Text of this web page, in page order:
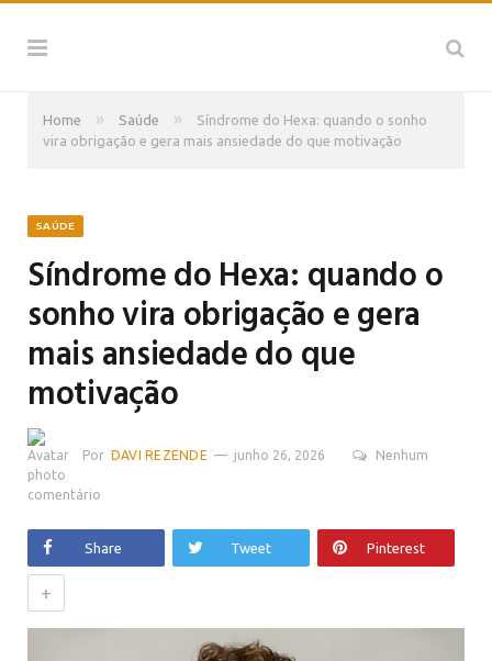
Home » Saúde »
Síndrome do Hexa: quando o sonho
vira obrigação e gera mais ansiedade do que motivação
SAÚDE
Síndrome do Hexa: quando o
sonho vira obrigação e gera
mais ansiedade do que
motivação
Por DAVI REZENDE junho 26, 2026 Nenhum
comentário
Share Tweet Pinterest
+